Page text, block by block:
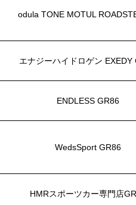
odula TONE MOTUL
エナジーハイドロゲン EXEDY
ENDLESS GR86
WedsSport GR86
HMRスポーツカー専門店